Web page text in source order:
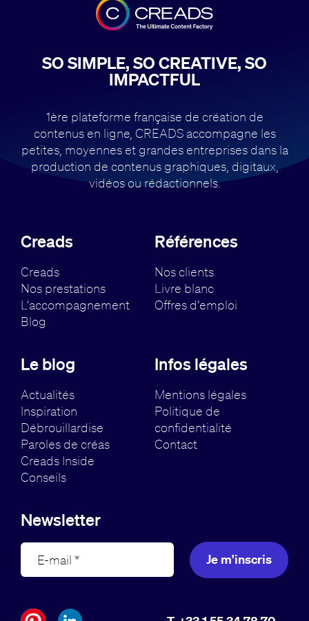
SO SIMPLE, SO CREATIVE, SO
IMPACTFUL
1ère plateforme française de création de
contenus en ligne, CREADS accompagne les
petites, moyennes et grandes entreprises dans la
production de contenus graphiques, digitaux,
vidéos ou rédactionnels.
Creads
Creads
Nos prestations
L’accompagnement
Blog
Références
Nos clients
Livre blanc
Offres d’emploi
Le blog
Actualités
Inspiration
Débrouillardise
Paroles de créas
Creads Inside
Conseils
Infos légales
Mentions légales
Politique de
confidentialité
Contact
Newsletter
Je m'inscris